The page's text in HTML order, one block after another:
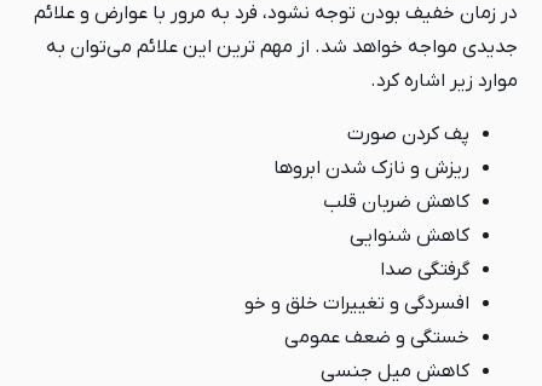
در زمان خفیف بودن توجه نشود، فرد به مرور با عوارض و علائم
جدیدی مواجه خواهد شد. از مهم‌ ترین این علائم می‌توان به
موارد زیر اشاره کرد.
پف کردن صورت
ریزش و نازک شدن ابروها
کاهش ضربان قلب
کاهش شنوایی
گرفتگی صدا
افسردگی و تغییرات خلق و خو
خستگی و ضعف عمومی
کاهش میل جنسی